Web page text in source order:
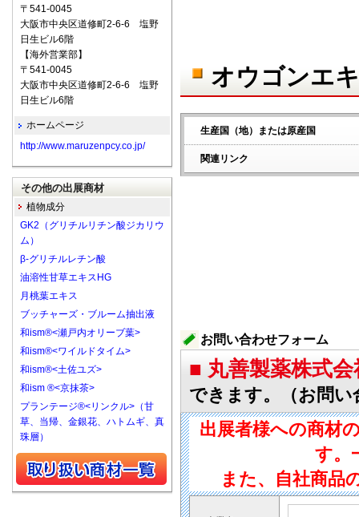
オウゴンエ
生産国（地）または原産国
関連リンク
お問い合わせフォーム
■ 丸善製薬株式
できます。（お問い
出展者様への商材
す。
また、自社商品
〒541‐0045
大阪市中央区道修町2-6-6 塩野
日生ビル6階
【海外営業部】
〒541-0045
大阪市中央区道修町2-6-6 塩野
日生ビル6階
ホームページ
http://www.maruzenpcy.co.jp/
その他の出展商材
植物成分
GK2（グリチルリチン酸ジカリウ
ム）
β-グリチルレチン酸
油溶性甘草エキスHG
月桃葉エキス
ブッチャーズ・ブルーム抽出液
和ism®<瀬戸内オリーブ葉>
和ism®<ワイルドタイム>
和ism®<土佐ユズ>
和ism ®<京抹茶>
プランテージ®<リンクル>（甘
草、当帰、金銀花、ハトムギ、真
珠層）